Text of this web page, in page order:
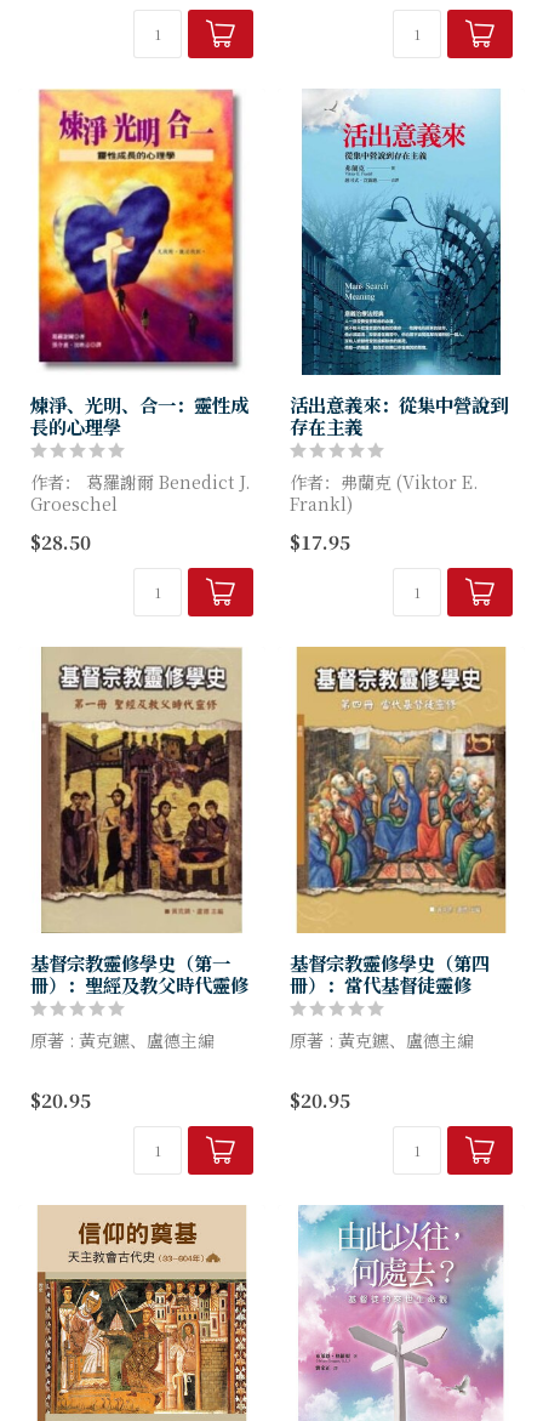
什麼我們要受苦
作者將其心靈的徬徨與追尋、
煉淨、光明、合一：靈性成
長的心理學
作者： 葛羅謝爾 Benedict J.
Groeschel
心理學與靈修的深度結合。若
你認真看待自己的靈修發展，
也希望在這方面協助他人，本
書就是為你而寫...
$28.50
活出意義來：從集中營說到
存在主義
作者：弗蘭克 (Viktor E.
Frankl)
本書以作者的集中營經歷為
本，揭示人類生命的動力在於
尋出意義；人只要參透為何而
活，即能承受任何煎熬；而
$17.95
基督宗教靈修學史（第一
冊）：聖經及教父時代靈修
原著 : 黃克鑣、盧德主編
團體的學者，介紹各自的靈修
傳統與特色外；作者們也多次
引用各傳統的原典，讓讀者對
這些經典之作能有第一手...
$20.95
基督宗教靈修學史（第四
冊）：當代基督徒靈修
原著 : 黃克鑣、盧德主編
團體的學者，介紹各自的靈修
傳統與特色外；作者們也多次
引用各傳統的原典，讓讀者對
這些經典之作能有第一手...
$20.95